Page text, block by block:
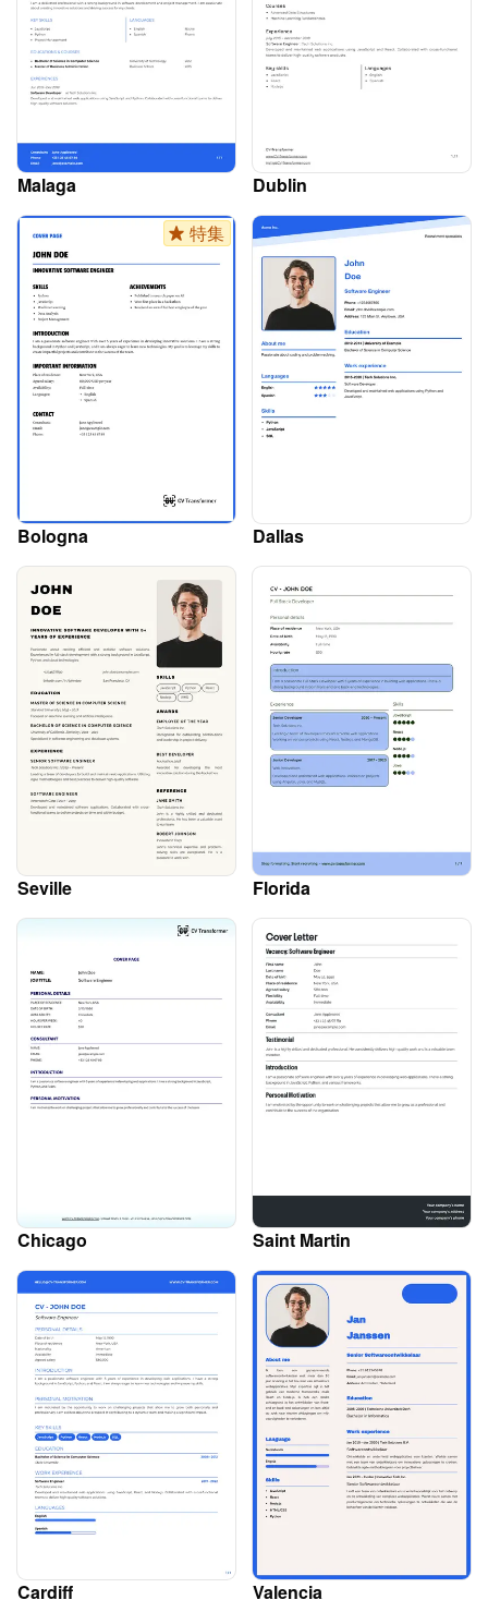
Malaga
Dublin
特集
Bologna Dallas
Seville Florida
Chicago Saint Martin
Cardiff Valencia